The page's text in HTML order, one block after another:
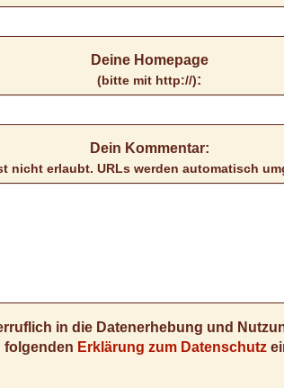
Deine Homepage
(bitte mit http://):
Dein Kommentar:
nicht erlaubt. URLs werden automatisch
in die Datenerhebung und
folgenden Erklärung zum Datenschutz